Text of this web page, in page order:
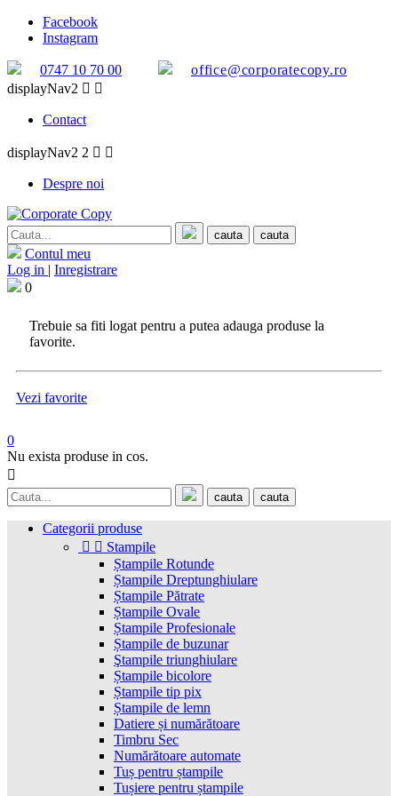
Facebook
Instagram
0747 10 70 00
office@corporatecopy.ro
displayNav2  
Contact
displayNav2 2  
Despre noi
cauta cauta
Contul meu
Log in | Inregistrare
0
Trebuie sa fiti logat pentru a putea adauga produse la
favorite.
Vezi favorite
0
Nu exista produse in cos.

cauta cauta
Categorii produse
  Stampile
Ștampile Rotunde
Ștampile Dreptunghiulare
Ștampile Pătrate
Ștampile Ovale
Ștampile Profesionale
Ștampile de buzunar
Ştampile triunghiulare
Ștampile bicolore
Ștampile tip pix
Ștampile de lemn
Datiere și numărătoare
Timbru Sec
Numărătoare automate
Tuș pentru ștampile
Tușiere pentru ștampile